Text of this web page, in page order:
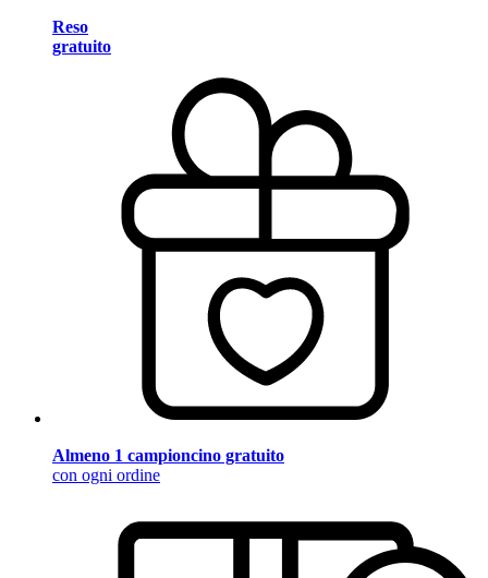
Reso
gratuito
Almeno 1 campioncino gratuito
con ogni ordine